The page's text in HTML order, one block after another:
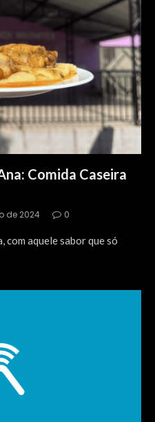
Comida Caseira
de 2024 0
com aquele sabor que só